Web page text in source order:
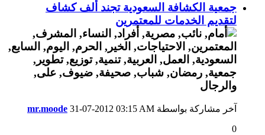
جمعية الكشافة السعودية تجند ألف كشاف
لتقديم الخدمات للمعتمرين
آخر مشاركة بواسطة mr.moode 31-07-2012 03:15 AM
0